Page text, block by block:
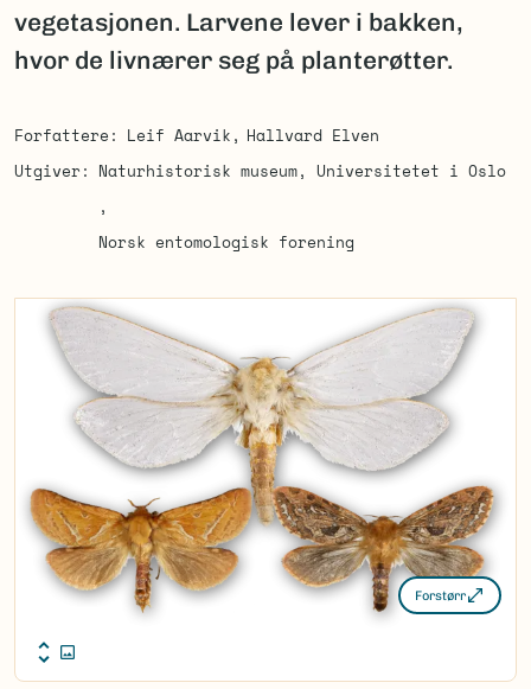
vegetasjonen. Larvene lever i bakken,
hvor de livnærer seg på planterøtter.
Forfattere Leif Aarvik
Hallvard Elven
Utgiver
Naturhistorisk museum, Universitetet i Oslo
Norsk entomologisk forening
Forstørr